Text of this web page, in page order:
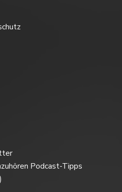
Podcast-Tipps